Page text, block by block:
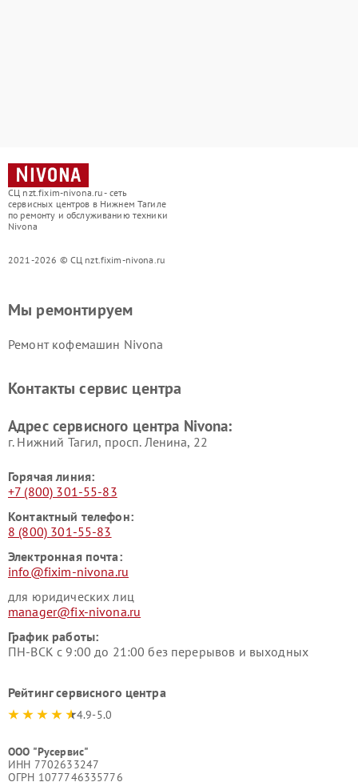
СЦ nzt.fixim-nivona.ru - сеть
сервисных центров в Нижнем Тагиле
по ремонту и обслуживанию техники
Nivona
2021-2026 © СЦ nzt.fixim-nivona.ru
Мы ремонтируем
Ремонт кофемашин Nivona
Контакты сервис центра
Адрес сервисного центра Nivona:
г. Нижний Тагил, просп. Ленина, 22
Горячая линия:
+7 (800) 301-55-83
Контактный телефон:
8 (800) 301-55-83
Электронная почта:
info@fixim-nivona.ru
для юридических лиц
manager@fix-nivona.ru
График работы:
ПН-ВСК с 9:00 до 21:00 без перерывов и выходных
Рейтинг сервисного центра
4.9-5.0
ООО "Русервис"
ИНН 7702633247
ОГРН 1077746335776